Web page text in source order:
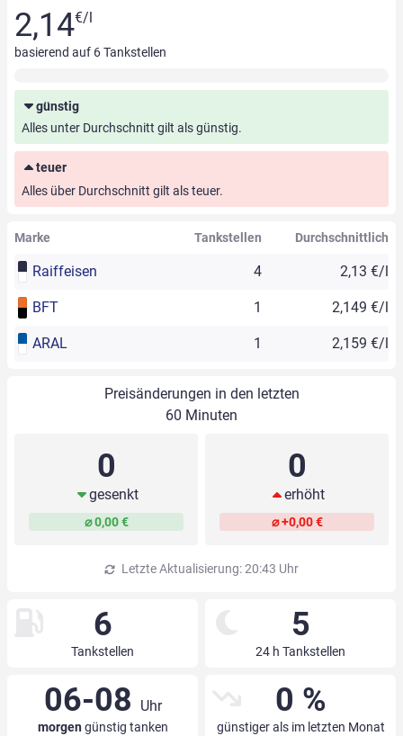
2,14€/l
basierend auf 6Tankstellen
günstig
Alles unter Durchschnitt gilt als günstig.
teuer
Alles über Durchschnitt gilt als teuer.
Marke Tankstellen Durchschnittlich
Raiffeisen 4 2,13 €/l
BFT 1 2,149 €/l
ARAL 1 2,159 €/l
Preisänderungen in den letzten
60 Minuten
0
gesenkt
⌀ 0,00 €
0
erhöht
⌀ +0,00 €
Letzte Aktualisierung: 20:43 Uhr
6
Tankstellen
5
24 h Tankstellen
06-08 Uhr
morgengünstig tanken
0 %
günstiger als im letzten Monat